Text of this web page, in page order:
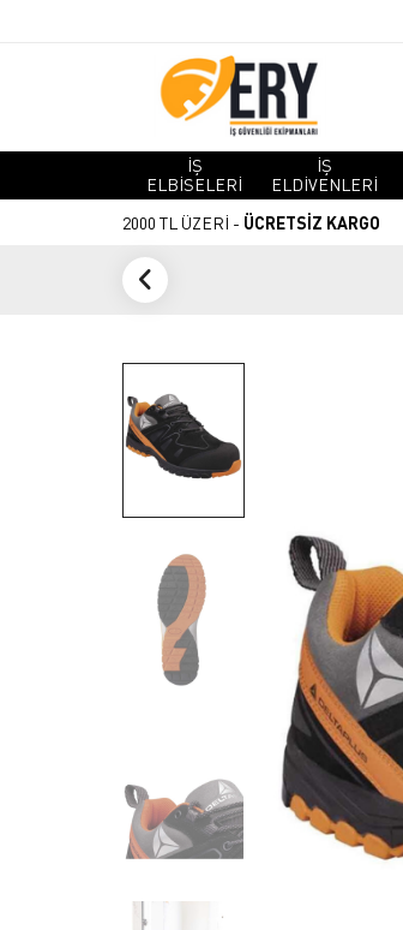
İŞ
ELBİSELERİ
İŞ
ELDİVENLERİ
2000 TL ÜZERİ - ÜCRETSİZ KARGO